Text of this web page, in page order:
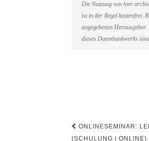
Die Nutzung von hier
ist in der Regel kostenfrei.
angegebenen
dieses Datenbankwerks
ONLINESEMINAR:
(SCHULUNG | ONLINE)